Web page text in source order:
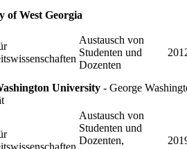
of West Georgia
Austausch von
Studenten und
Dozenten
University - George
Austausch von
Studenten und
Dozenten,